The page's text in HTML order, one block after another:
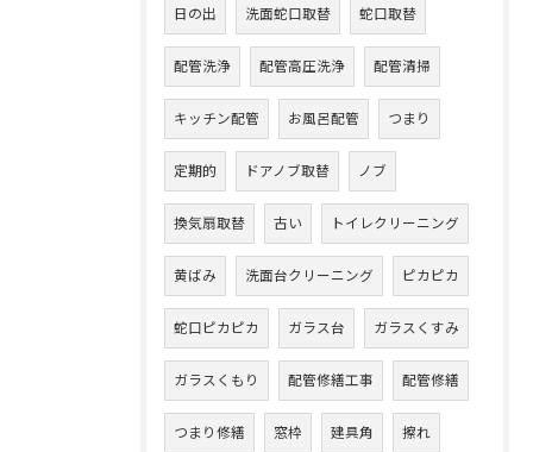
日の出 洗面蛇口取替 蛇口取替
配管洗浄 配管高圧洗浄 配管清掃
キッチン配管 お風呂配管 つまり
定期的 ドアノブ取替 ノブ
換気扇取替 古い トイレクリーニング
黄ばみ 洗面台クリーニング ピカピカ
蛇口ピカピカ ガラス台 ガラスくすみ
ガラスくもり 配管修繕工事 配管修繕
つまり修繕 窓枠 建具角 擦れ